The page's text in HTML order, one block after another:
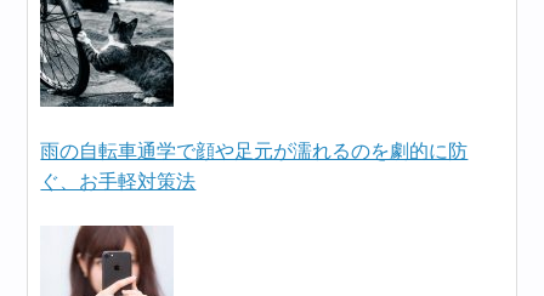
雨の自転車通学で顔や足元が濡れるのを劇的に防
ぐ、お手軽対策法